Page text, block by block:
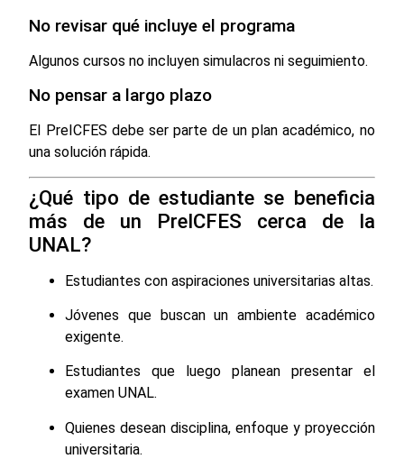
No revisar qué incluye el programa
Algunos cursos no incluyen simulacros ni seguimiento.
No pensar a largo plazo
El PreICFES debe ser parte de un plan académico, no
una solución rápida.
¿Qué tipo de estudiante se beneficia
más de un PreICFES cerca de la
UNAL?
Estudiantes con aspiraciones universitarias altas.
Jóvenes que buscan un ambiente académico
exigente.
Estudiantes que luego planean presentar el
examen UNAL.
Quienes desean disciplina, enfoque y proyección
universitaria.